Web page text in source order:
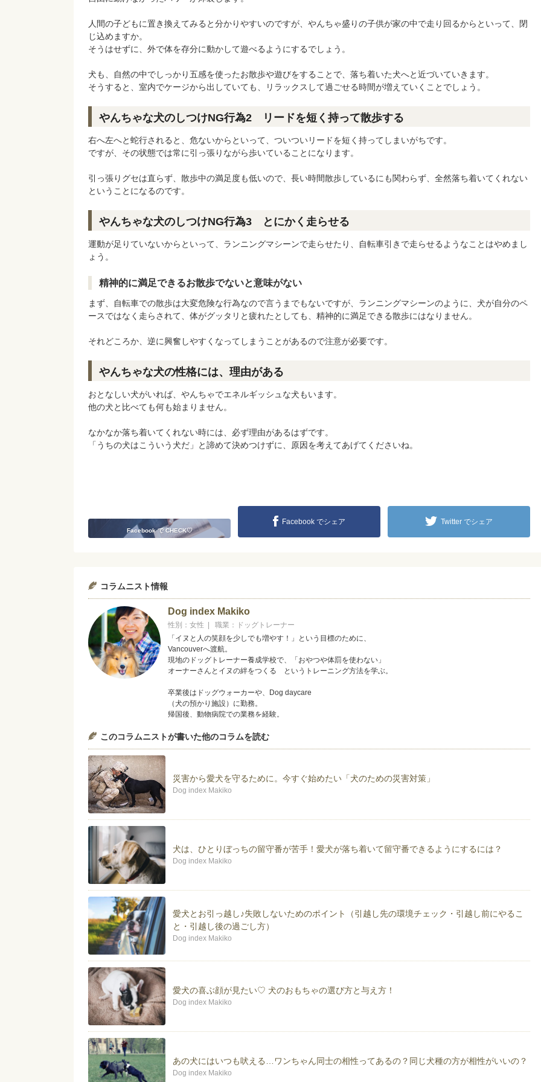
人間の子どもに置き換えてみると分かりやすいのですが、やんちゃ盛りの子供が家の中で走り回るからといって、閉
じ込めますか。
そうはせずに、外で体を存分に動かして遊べるようにするでしょう。
犬も、自然の中でしっかり五感を使ったお散歩や遊びをすることで、落ち着いた犬へと近づいていきます。
そうすると、室内でケージから出していても、リラックスして過ごせる時間が増えていくことでしょう。
やんちゃな犬のしつけNG行為2 リードを短く持って散歩する
右へ左へと蛇行されると、危ないからといって、ついついリードを短く持ってしまいがちです。
ですが、その状態では常に引っ張りながら歩いていることになります。
引っ張りグセは直らず、散歩中の満足度も低いので、長い時間散歩しているにも関わらず、全然落ち着いてくれない
ということになるのです。
やんちゃな犬のしつけNG行為3 とにかく走らせる
運動が足りていないからといって、ランニングマシーンで走らせたり、自転車引きで走らせるようなことはやめまし
ょう。
精神的に満足できるお散歩でないと意味がない
まず、自転車での散歩は大変危険な行為なので言うまでもないですが、ランニングマシーンのように、犬が自分のペ
ースではなく走らされて、体がグッタリと疲れたとしても、精神的に満足できる散歩にはなりません。
それどころか、逆に興奮しやすくなってしまうことがあるので注意が必要です。
やんちゃな犬の性格には、理由がある
おとなしい犬がいれば、やんちゃでエネルギッシュな犬もいます。
他の犬と比べても何も始まりません。
なかなか落ち着いてくれない時には、必ず理由があるはずです。
「うちの犬はこういう犬だ」と諦めて決めつけずに、原因を考えてあげてくださいね。
Facebook で CHECK♡
Facebook でシェア Twitter でシェア
コラムニスト情報
Dog index Makiko
性別：女性 | 職業：ドッグトレーナー
「イヌと人の笑顔を少しでも増やす！」という目標のために、
Vancouverへ渡航。
現地のドッグトレーナー養成学校で、「おやつや体罰を使わない」
オーナーさんとイヌの絆をつくる というトレーニング方法を学ぶ。
卒業後はドッグウォーカーや、Dog daycare
（犬の預かり施設）に勤務。
帰国後、動物病院での業務を経験。
神奈川県内の動物病院にてパピー教室、相談会を担当。
＊動物看護師統一認定機構認定 動物看護師
＊愛玩動物飼養管理士
このコラムニストが書いた他のコラムを読む
災害から愛犬を守るために。今すぐ始めたい「犬のための災害対策」
Dog index Makiko
犬は、ひとりぼっちの留守番が苦手！愛犬が落ち着いて留守番できるようにするには？
Dog index Makiko
愛犬とお引っ越し♪失敗しないためのポイント（引越し先の環境チェック・引越し前にやるこ
と・引越し後の過ごし方）
Dog index Makiko
愛犬の喜ぶ顔が見たい♡ 犬のおもちゃの選び方と与え方！
Dog index Makiko
あの犬にはいつも吠える…ワンちゃん同士の相性ってあるの？同じ犬種の方が相性がいいの？
Dog index Makiko